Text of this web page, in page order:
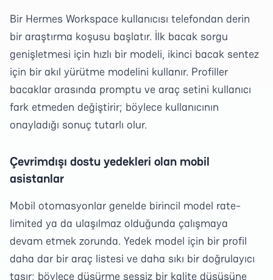
Bir Hermes Workspace kullanıcısı telefondan derin
bir araştırma koşusu başlatır. İlk bacak sorgu
genişletmesi için hızlı bir modeli, ikinci bacak sentez
için bir akıl yürütme modelini kullanır. Profiller
bacaklar arasında promptu ve araç setini kullanıcı
fark etmeden değiştirir; böylece kullanıcının
onayladığı sonuç tutarlı olur.
Çevrimdışı dostu yedekleri olan mobil
asistanlar
Mobil otomasyonlar genelde birincil model rate-
limited ya da ulaşılmaz olduğunda çalışmaya
devam etmek zorunda. Yedek model için bir profil
daha dar bir araç listesi ve daha sıkı bir doğrulayıcı
taşır; böylece düşürme sessiz bir kalite düşüşüne